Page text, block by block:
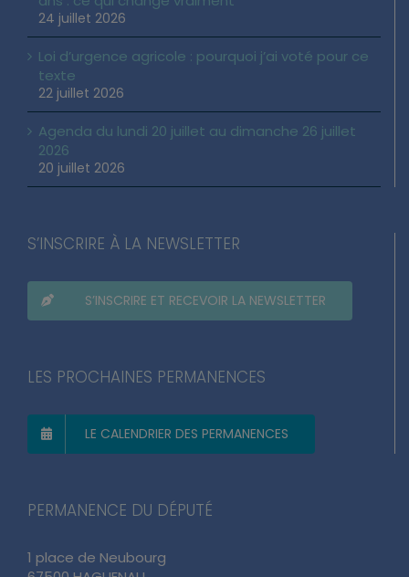
24 juillet 2026
Loi d’urgence agricole : pourquoi j’ai voté pour ce
texte
22 juillet 2026
Agenda du lundi 20 juillet au dimanche 26 juillet
2026
20 juillet 2026
S’INSCRIRE À LA NEWSLETTER
S’INSCRIRE ET RECEVOIR LA NEWSLETTER
LES PROCHAINES PERMANENCES
LE CALENDRIER DES PERMANENCES
PERMANENCE DU DÉPUTÉ
1 place de Neubourg